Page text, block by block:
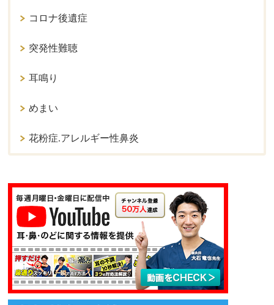
コロナ後遺症
突発性難聴
耳鳴り
めまい
花粉症.アレルギー性鼻炎